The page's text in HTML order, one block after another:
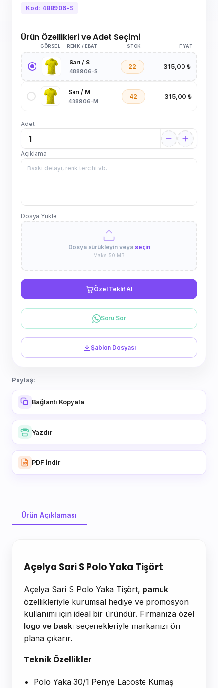
Kod: 488906-S
Ürün Özellikleri ve Adet Seçimi
GÖRSEL RENK / EBAT STOK FIYAT
Sarı / S
488906-S
22 315,00 ₺
Sarı / M
488906-M
42 315,00 ₺
Adet
Açıklama
Dosya Yükle
Dosya sürükleyin veya seçin
Maks. 50 MB
Özel Teklif Al
Soru Sor
Şablon Dosyası
Paylaş:
Bağlantı Kopyala
Yazdır
PDF İndir
Ürün Açıklaması
Açelya Sari S Polo Yaka Tişört
Açelya Sari S Polo Yaka Tişört, pamuk
özellikleriyle kurumsal hediye ve promosyon
kullanımı için ideal bir üründür. Firmanıza özel
logo ve baskı seçenekleriyle markanızı ön
plana çıkarır.
Teknik Özellikler
Polo Yaka 30/1 Penye Lacoste Kumaş